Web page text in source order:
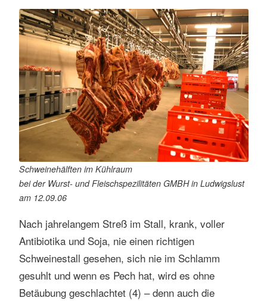
Schweinehälften im Kühlraum
bei der Wurst- und Fleischspezilitäten GMBH in Ludwigslust
am 12.09.06
Nach jahrelangem Streß im Stall, krank, voller
Antibiotika und Soja, nie einen richtigen
Schweinestall gesehen, sich nie im Schlamm
gesuhlt und wenn es Pech hat, wird es ohne
Betäubung geschlachtet (4) – denn auch die